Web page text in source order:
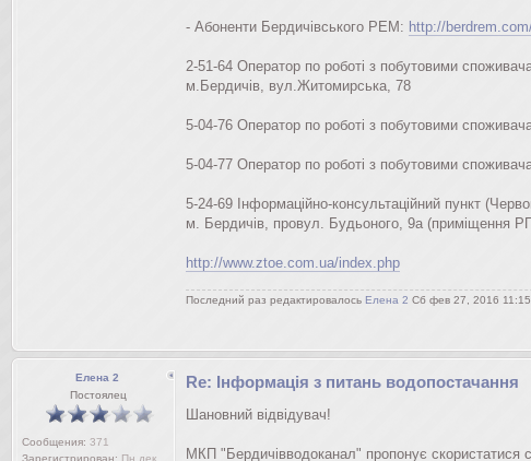
- Абоненти Бердичівського РЕМ: http://
2-51-64 Оператор по роботі з побутовими
м.Бердичів, вул.Житомирська, 78
5-04-76 Оператор по роботі з побутовими
5-04-77 Оператор по роботі з побутовими
5-24-69 Інформаційно-консультаційний пункт
м. Бердичів, провул. Будьоного, 9а (приміщення
http://www.ztoe.com.ua/index.php
Последний раз редактировалось Елена 2 Сб фев 27, 2016 11:15
Елена 2
Постоялец
Сообщения: 371
Зарегистрирован: Пн дек
Re: Інформація з питань водопостачання
Шановний відвідувач!
МКП "Бердичівводоканал" пропонує скористатися